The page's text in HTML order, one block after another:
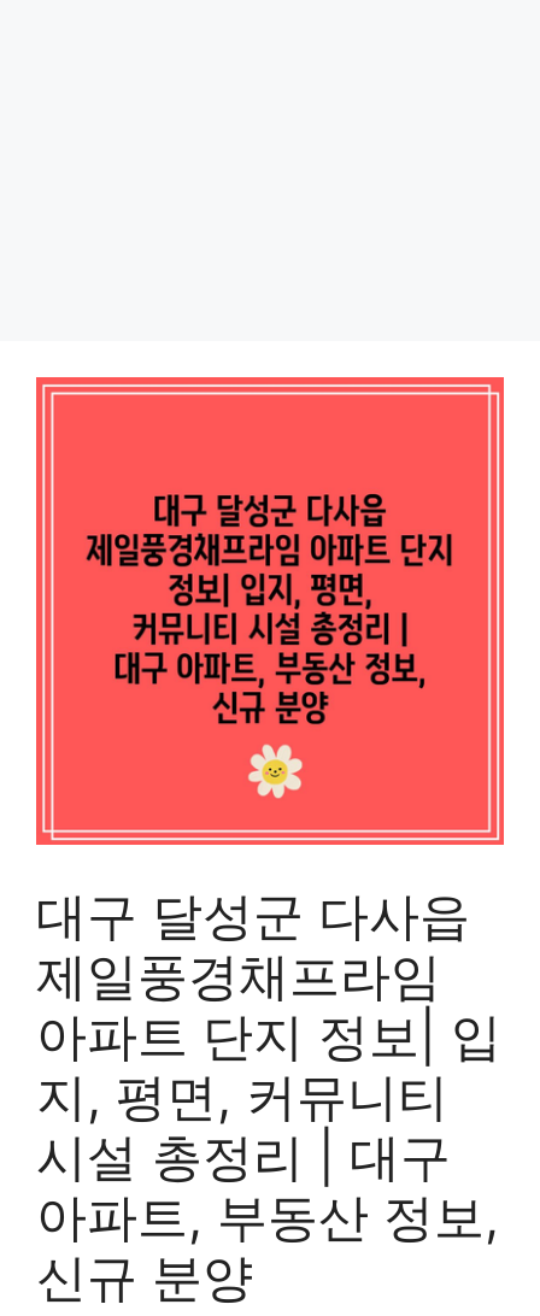
대구 달성군 다사읍
제일풍경채프라임
아파트 단지 정보| 입
지, 평면, 커뮤니티
시설 총정리 | 대구
아파트, 부동산 정보,
신규 분양